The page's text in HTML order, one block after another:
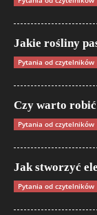
Jakie rośliny
Pytania od czytelników
Czy warto
Pytania od czytelników
Jak stworzyć
Pytania od czytelników